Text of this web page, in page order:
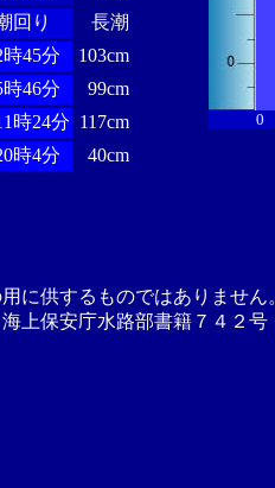
回り
長潮
時45分
103cm
時46分
99cm
時24分 117cm
時4分
40cm
0
に供するものではありませ
上保安庁水路部書籍７４２